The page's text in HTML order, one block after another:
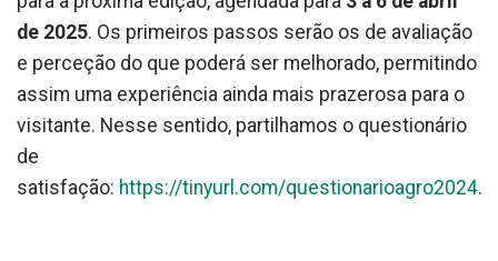
de 2025. Os primeiros passos serão os de avaliação
e perceção do que poderá ser melhorado, permitindo
assim uma experiência ainda mais prazerosa para o
visitante. Nesse sentido, partilhamos o questionário
de
satisfação: https://tinyurl.com/questionarioagro2024.